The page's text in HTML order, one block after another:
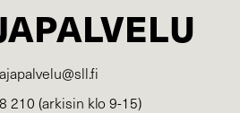
210 (arkisin klo 9-15)